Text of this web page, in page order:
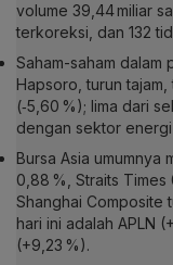
volume 39,44 miliar
terkoreksi, dan 132
Saham-saham dalam
Hapsoro, turun tajam,
(‑5,60 %); lima dari
dengan sektor energi
Bursa Asia umumnya
0,88 %, Straits Times
Shanghai Composite
hari ini adalah APLN
(+9,23 %).